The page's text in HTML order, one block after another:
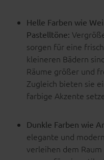
Helle Farben wie
Pastelltöne:
sorgen für eine
kleineren Bädern
Räume größer und
Zugleich bieten sie
farbige Akzente
Dunkle Farben wie
elegante und
verleihen dem